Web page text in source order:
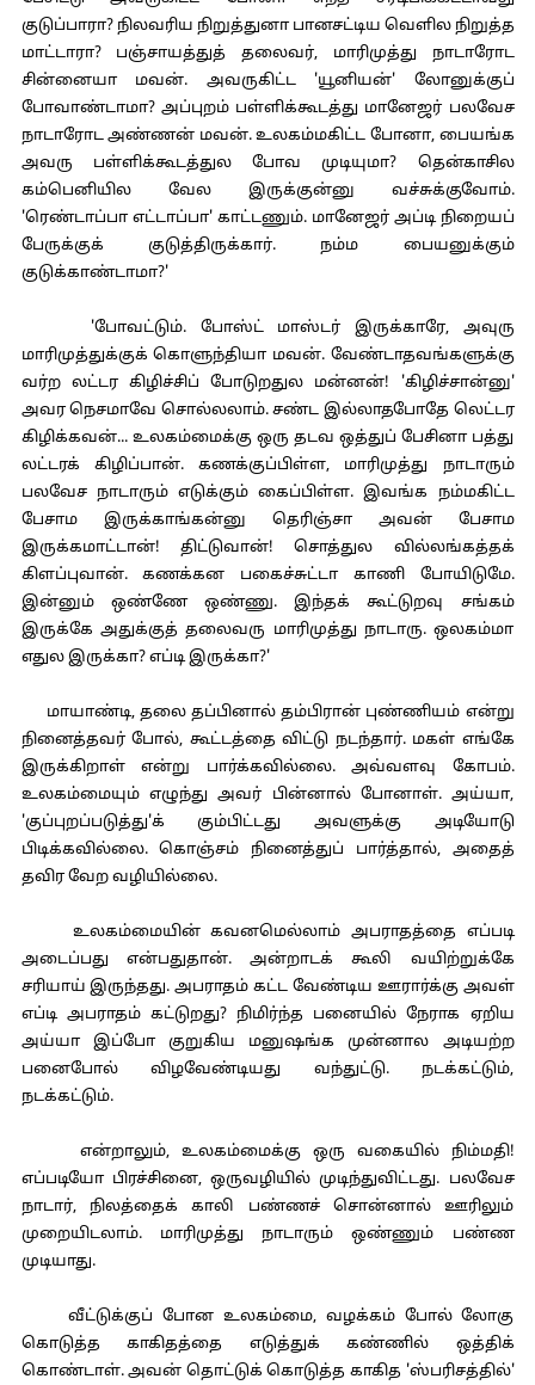
குடுப்பாரா? நிலவரிய நிறுத்துனா பானசட்டிய வெளில நிறுத்த
மாட்டாரா? பஞ்சாயத்துத் தலைவர், மாரிமுத்து நாடாரோட
சின்னையா மவன். அவருகிட்ட 'யூனியன்' லோனுக்குப்
போவாண்டாமா? அப்புறம் பள்ளிக்கூடத்து மானேஜர் பலவேச
நாடாரோட அண்ணன் மவன். உலகம்மகிட்ட போனா, பையங்க
அவரு பள்ளிக்கூடத்துல போவ முடியுமா? தென்காசில
கம்பெனியில வேல இருக்குன்னு வச்சுக்குவோம்.
'ரெண்டாப்பா எட்டாப்பா' காட்டணும். மானேஜர் அப்டி நிறையப்
பேருக்குக் குடுத்திருக்கார். நம்ம பையனுக்கும்
குடுக்காண்டாமா?'
'போவட்டும். போஸ்ட் மாஸ்டர் இருக்காரே, அவுரு
மாரிமுத்துக்குக் கொளுந்தியா மவன். வேண்டாதவங்களுக்கு
வர்ற லட்டர கிழிச்சிப் போடுறதுல மன்னன்! 'கிழிச்சான்னு'
அவர நெசமாவே சொல்லலாம். சண்ட இல்லாதபோதே லெட்டர
கிழிக்கவன்... உலகம்மைக்கு ஒரு தடவ ஒத்துப் பேசினா பத்து
லட்டரக் கிழிப்பான். கணக்குப்பிள்ள, மாரிமுத்து நாடாரும்
பலவேச நாடாரும் எடுக்கும் கைப்பிள்ள. இவங்க நம்மகிட்ட
பேசாம இருக்காங்கன்னு தெரிஞ்சா அவன் பேசாம
இருக்கமாட்டான்! திட்டுவான்! சொத்துல வில்லங்கத்தக்
கிளப்புவான். கணக்கன பகைச்சுட்டா காணி போயிடுமே.
இன்னும் ஒண்ணே ஒண்ணு. இந்தக் கூட்டுறவு சங்கம்
இருக்கே அதுக்குத் தலைவரு மாரிமுத்து நாடாரு. ஒலகம்மா
எதுல இருக்கா? எப்டி இருக்கா?'
மாயாண்டி, தலை தப்பினால் தம்பிரான் புண்ணியம் என்று
நினைத்தவர் போல், கூட்டத்தை விட்டு நடந்தார். மகள் எங்கே
இருக்கிறாள் என்று பார்க்கவில்லை. அவ்வளவு கோபம்.
உலகம்மையும் எழுந்து அவர் பின்னால் போனாள். அய்யா,
'குப்புறப்படுத்து'க் கும்பிட்டது அவளுக்கு அடியோடு
பிடிக்கவில்லை. கொஞ்சம் நினைத்துப் பார்த்தால், அதைத்
தவிர வேற வழியில்லை.
உலகம்மையின் கவனமெல்லாம் அபராதத்தை எப்படி
அடைப்பது என்பதுதான். அன்றாடக் கூலி வயிற்றுக்கே
சரியாய் இருந்தது. அபராதம் கட்ட வேண்டிய ஊரார்க்கு அவள்
எப்டி அபராதம் கட்டுறது? நிமிர்ந்த பனையில் நேராக ஏறிய
அய்யா இப்போ குறுகிய மனுஷங்க முன்னால அடியற்ற
பனைபோல் விழவேண்டியது வந்துட்டு. நடக்கட்டும்,
நடக்கட்டும்.
என்றாலும், உலகம்மைக்கு ஒரு வகையில் நிம்மதி!
எப்படியோ பிரச்சினை, ஒருவழியில் முடிந்துவிட்டது. பலவேச
நாடார், நிலத்தைக் காலி பண்ணச் சொன்னால் ஊரிலும்
முறையிடலாம். மாரிமுத்து நாடாரும் ஒண்ணும் பண்ண
முடியாது.
வீட்டுக்குப் போன உலகம்மை, வழக்கம் போல் லோகு
கொடுத்த காகிதத்தை எடுத்துக் கண்ணில் ஒத்திக்
கொண்டாள். அவன் தொட்டுக் கொடுத்த காகித 'ஸ்பரிசத்தில்'